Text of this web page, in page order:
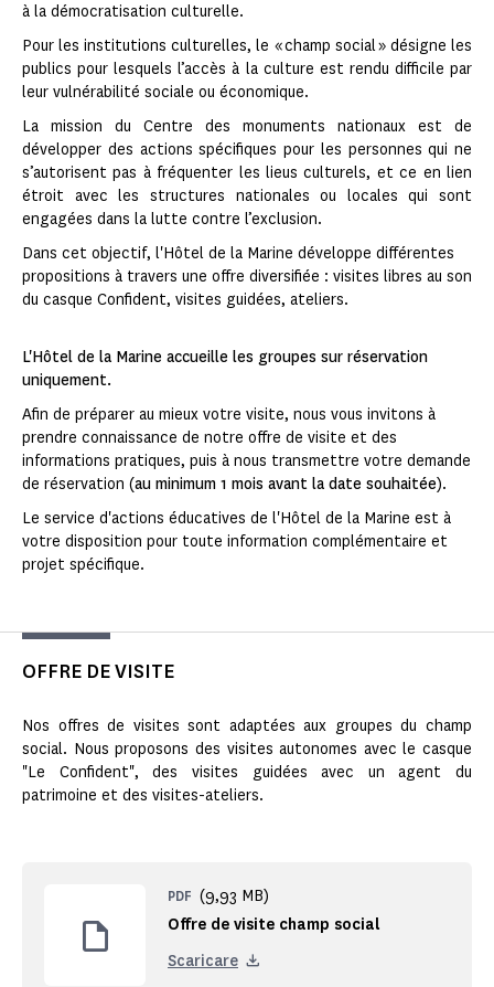
à la démocratisation culturelle.
Pour les institutions culturelles, le « champ social » désigne les
publics pour lesquels l’accès à la culture est rendu difficile par
leur vulnérabilité sociale ou économique.
La mission du Centre des monuments nationaux est de
développer des actions spécifiques pour les personnes qui ne
s’autorisent pas à fréquenter les lieus culturels, et ce en lien
étroit avec les structures nationales ou locales qui sont
engagées dans la lutte contre l’exclusion.
Dans cet objectif, l'Hôtel de la Marine développe différentes
propositions à travers une offre diversifiée : visites libres au son
du casque Confident, visites guidées, ateliers.
L'Hôtel de la Marine accueille les groupes sur réservation
uniquement.
Afin de préparer au mieux votre visite, nous vous invitons à
prendre connaissance de notre offre de visite et des
informations pratiques, puis à nous transmettre votre demande
de réservation (au minimum 1 mois avant la date souhaitée).
Le service d'actions éducatives de l'Hôtel de la Marine est à
votre disposition pour toute information complémentaire et
projet spécifique.
OFFRE DE VISITE
Nos offres de visites sont adaptées aux groupes du champ
social. Nous proposons des visites autonomes avec le casque
"Le Confident", des visites guidées avec un agent du
patrimoine et des visites-ateliers.
Offre de visite champ social
PDF (9,93 MB)
Scaricare